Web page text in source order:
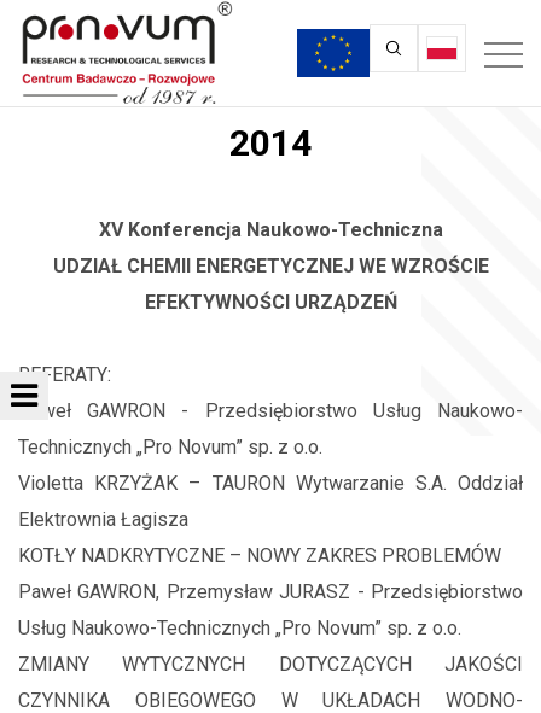
2014
XV Konferencja Naukowo-Techniczna
UDZIAŁ CHEMII ENERGETYCZNEJ WE WZROŚCIE
EFEKTYWNOŚCI URZĄDZEŃ
REFERATY:
Paweł GAWRON - Przedsiębiorstwo Usług Naukowo-
Technicznych „Pro Novum” sp. z o.o.
Violetta KRZYŻAK – TAURON Wytwarzanie S.A. Oddział
Elektrownia Łagisza
KOTŁY NADKRYTYCZNE – NOWY ZAKRES PROBLEMÓW
Paweł GAWRON, Przemysław JURASZ - Przedsiębiorstwo
Usług Naukowo-Technicznych „Pro Novum” sp. z o.o.
ZMIANY WYTYCZNYCH DOTYCZĄCYCH JAKOŚCI
CZYNNIKA OBIEGOWEGO W UKŁADACH WODNO-